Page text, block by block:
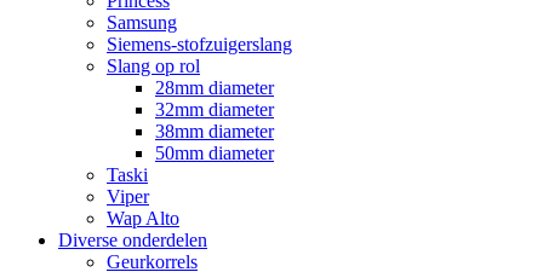
Samsung
Siemens-stofzuigerslang
Slang op rol
28mm diameter
32mm diameter
38mm diameter
50mm diameter
Taski
Viper
Wap Alto
Diverse onderdelen
Geurkorrels